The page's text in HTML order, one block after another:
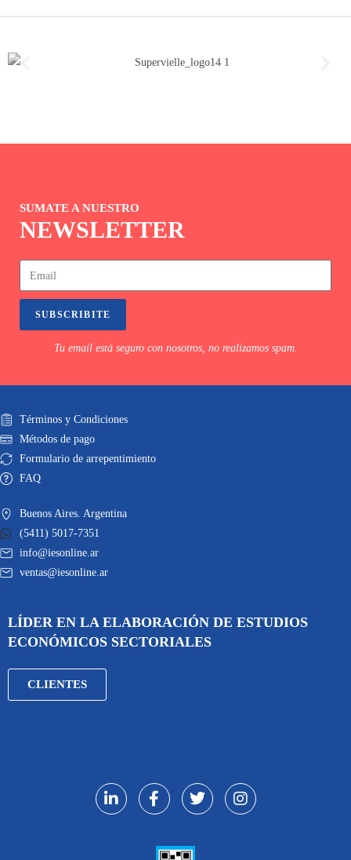
SUMATE A NUESTRO
NEWSLETTER
SUBSCRIBITE
Tu email está seguro con nosotros, no realizamos spam.
Términos y Condiciones
Métodos de pago
Formulario de arrepentimiento
FAQ
Buenos Aires. Argentina
(5411) 5017-7351
info@iesonline.ar
ventas@iesonline.ar
LÍDER EN LA ELABORACIÓN DE ESTUDIOS
ECONÓMICOS SECTORIALES
CLIENTES